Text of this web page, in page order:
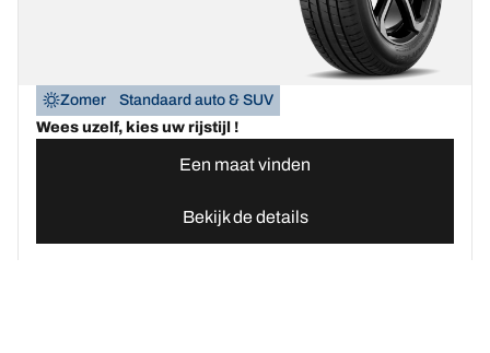
Zomer
Standaard auto & SUV
Wees uzelf, kies uw rijstijl !
Een maat vinden
Bekijk de details